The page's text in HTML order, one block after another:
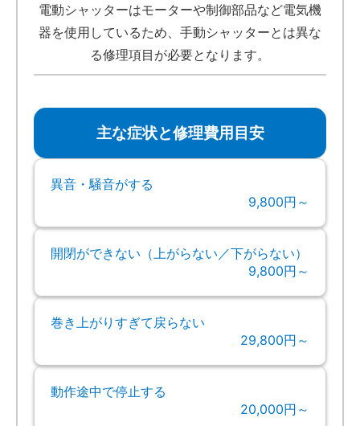
電動シャッターはモーターや制御部品など電気機
器を使用しているため、手動シャッターとは異な
る修理項目が必要となります。
主な症状と修理費用目安
異音・騒音がする
9,800円～
開閉ができない（上がらない／下がらない）
9,800円～
巻き上がりすぎて戻らない
29,800円～
動作途中で停止する
20,000円～